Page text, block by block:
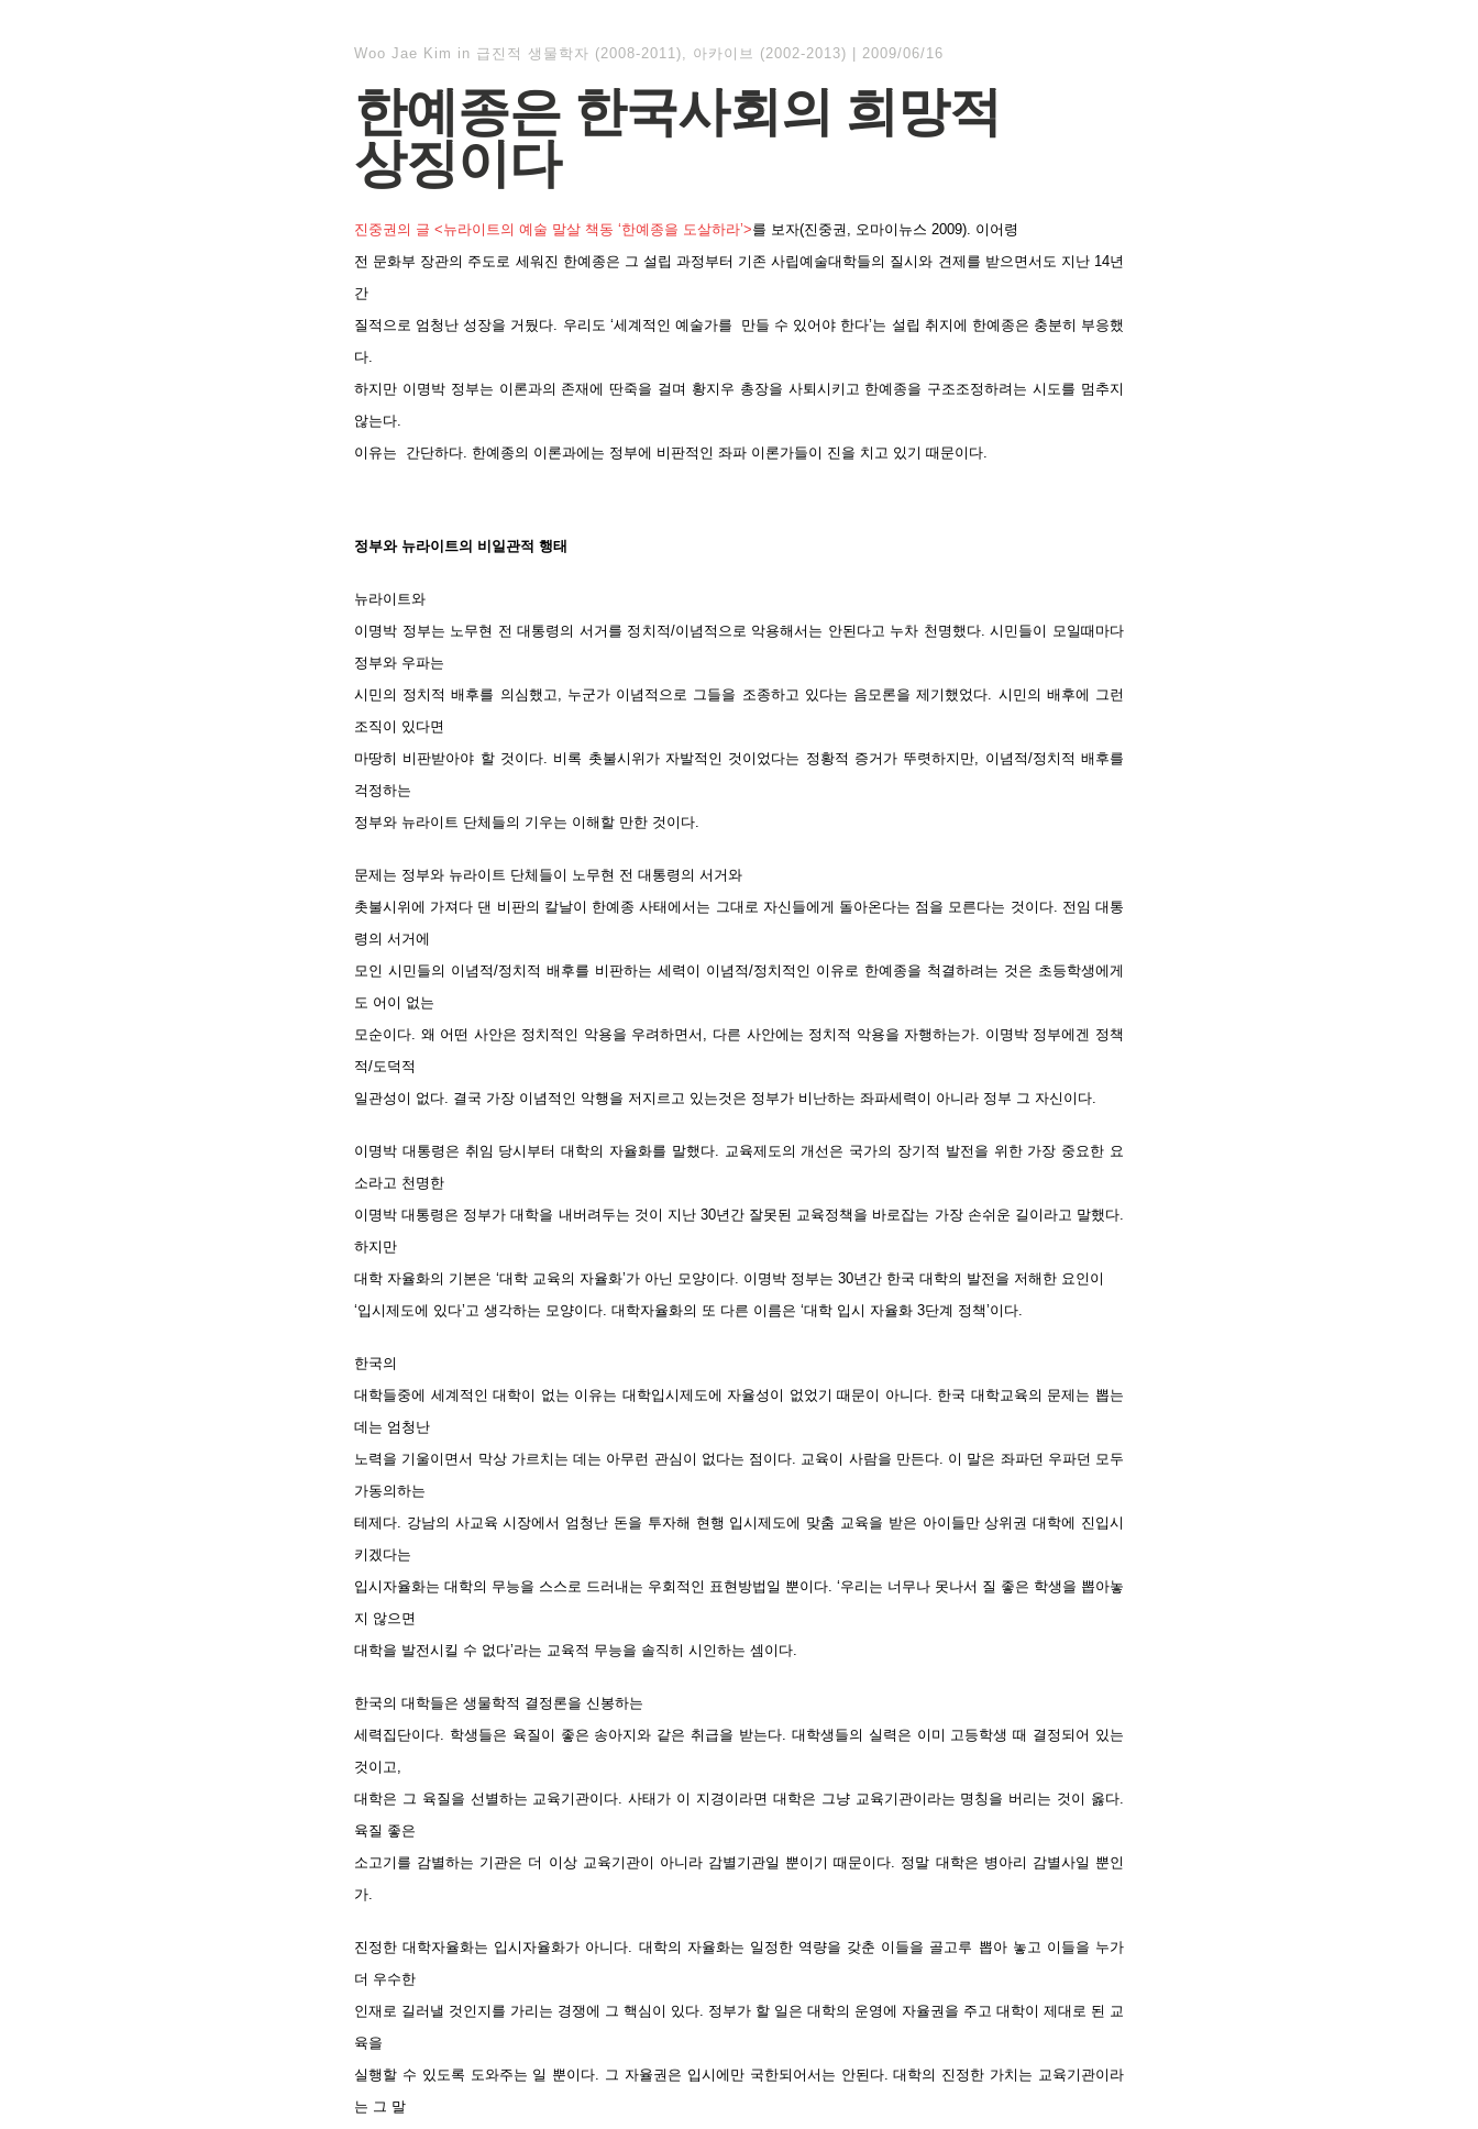
Woo Jae Kim in 급진적 생물학자 (2008-2011), 아카이브 (2002-2013) 2009/06/16
한예종은 한국사회의 희망적
상징이다
진중권의 글 <뉴라이트의 예술 말살 책동 ‘한예종을 도살하라’>를 보자(진중권, 오마이뉴스 2009). 이어령
전 문화부 장관의 주도로 세워진 한예종은 그 설립 과정부터 기존 사립예술대학들의 질시와 견제를 받으면서도 지난 14년
간
질적으로 엄청난 성장을 거뒀다. 우리도 ‘세계적인 예술가를 만들 수 있어야 한다’는 설립 취지에 한예종은 충분히 부응했
다.
하지만 이명박 정부는 이론과의 존재에 딴죽을 걸며 황지우 총장을 사퇴시키고 한예종을 구조조정하려는 시도를 멈추지
않는다.
이유는 간단하다. 한예종의 이론과에는 정부에 비판적인 좌파 이론가들이 진을 치고 있기 때문이다.
정부와 뉴라이트의 비일관적 행태
뉴라이트와
이명박 정부는 노무현 전 대통령의 서거를 정치적/이념적으로 악용해서는 안된다고 누차 천명했다. 시민들이 모일때마다
정부와 우파는
시민의 정치적 배후를 의심했고, 누군가 이념적으로 그들을 조종하고 있다는 음모론을 제기했었다. 시민의 배후에 그런
조직이 있다면
마땅히 비판받아야 할 것이다. 비록 촛불시위가 자발적인 것이었다는 정황적 증거가 뚜렷하지만, 이념적/정치적 배후를
걱정하는
정부와 뉴라이트 단체들의 기우는 이해할 만한 것이다.
문제는 정부와 뉴라이트 단체들이 노무현 전 대통령의 서거와
촛불시위에 가져다 댄 비판의 칼날이 한예종 사태에서는 그대로 자신들에게 돌아온다는 점을 모른다는 것이다. 전임 대통
령의 서거에
모인 시민들의 이념적/정치적 배후를 비판하는 세력이 이념적/정치적인 이유로 한예종을 척결하려는 것은 초등학생에게
도 어이 없는
모순이다. 왜 어떤 사안은 정치적인 악용을 우려하면서, 다른 사안에는 정치적 악용을 자행하는가. 이명박 정부에겐 정책
적/도덕적
일관성이 없다. 결국 가장 이념적인 악행을 저지르고 있는것은 정부가 비난하는 좌파세력이 아니라 정부 그 자신이다.
이명박 대통령은 취임 당시부터 대학의 자율화를 말했다. 교육제도의 개선은 국가의 장기적 발전을 위한 가장 중요한 요
소라고 천명한
이명박 대통령은 정부가 대학을 내버려두는 것이 지난 30년간 잘못된 교육정책을 바로잡는 가장 손쉬운 길이라고 말했다.
하지만
대학 자율화의 기본은 ‘대학 교육의 자율화’가 아닌 모양이다. 이명박 정부는 30년간 한국 대학의 발전을 저해한 요인이
‘입시제도에 있다’고 생각하는 모양이다. 대학자율화의 또 다른 이름은 ‘대학 입시 자율화 3단계 정책’이다.
한국의
대학들중에 세계적인 대학이 없는 이유는 대학입시제도에 자율성이 없었기 때문이 아니다. 한국 대학교육의 문제는 뽑는
데는 엄청난
노력을 기울이면서 막상 가르치는 데는 아무런 관심이 없다는 점이다. 교육이 사람을 만든다. 이 말은 좌파던 우파던 모두
가동의하는
테제다. 강남의 사교육 시장에서 엄청난 돈을 투자해 현행 입시제도에 맞춤 교육을 받은 아이들만 상위권 대학에 진입시
키겠다는
입시자율화는 대학의 무능을 스스로 드러내는 우회적인 표현방법일 뿐이다. ‘우리는 너무나 못나서 질 좋은 학생을 뽑아놓
지 않으면
대학을 발전시킬 수 없다’라는 교육적 무능을 솔직히 시인하는 셈이다.
한국의 대학들은 생물학적 결정론을 신봉하는
세력집단이다. 학생들은 육질이 좋은 송아지와 같은 취급을 받는다. 대학생들의 실력은 이미 고등학생 때 결정되어 있는
것이고,
대학은 그 육질을 선별하는 교육기관이다. 사태가 이 지경이라면 대학은 그냥 교육기관이라는 명칭을 버리는 것이 옳다.
육질 좋은
소고기를 감별하는 기관은 더 이상 교육기관이 아니라 감별기관일 뿐이기 때문이다. 정말 대학은 병아리 감별사일 뿐인
가.
진정한 대학자율화는 입시자율화가 아니다. 대학의 자율화는 일정한 역량을 갖춘 이들을 골고루 뽑아 놓고 이들을 누가
더 우수한
인재로 길러낼 것인지를 가리는 경쟁에 그 핵심이 있다. 정부가 할 일은 대학의 운영에 자율권을 주고 대학이 제대로 된 교
육을
실행할 수 있도록 도와주는 일 뿐이다. 그 자율권은 입시에만 국한되어서는 안된다. 대학의 진정한 가치는 교육기관이라
는 그 말